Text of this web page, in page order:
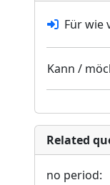
Für wie
Kann /
Related
no period: